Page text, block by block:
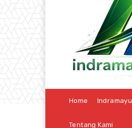
Home Indramayu
Tentang Kami